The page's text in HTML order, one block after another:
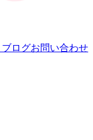
ブログお問い合わせ